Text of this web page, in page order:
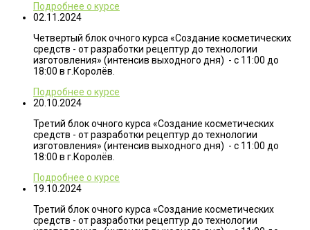
Подробнее о курсе
02.11.2024
Четвертый блок очного курса «Создание косметических
средств - от разработки рецептур до технологии
изготовления» (интенсив выходного дня) - с 11:00 до
18:00 в г.Королёв.
Подробнее о курсе
20.10.2024
Третий блок очного курса «Создание косметических
средств - от разработки рецептур до технологии
изготовления» (интенсив выходного дня) - с 11:00 до
18:00 в г.Королёв.
Подробнее о курсе
19.10.2024
Третий блок очного курса «Создание косметических
средств - от разработки рецептур до технологии